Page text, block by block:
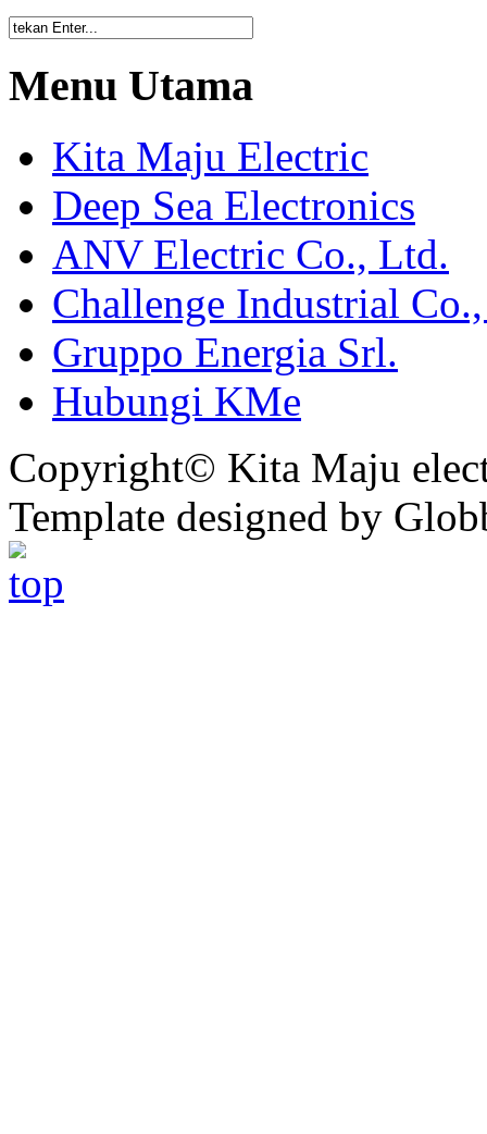
Menu Utama
Kita Maju Electric
Deep Sea Electronics
ANV Electric Co., Ltd.
Challenge Industrial
Gruppo Energia Srl.
Hubungi KMe
Copyright© Kita Maju
Template designed by